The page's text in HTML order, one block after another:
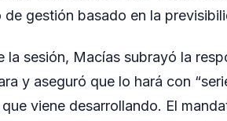
de gestión basado en la
la sesión, Macías subrayó la
y aseguró que lo hará con
viene desarrollando. El